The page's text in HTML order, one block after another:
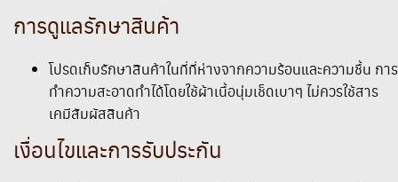
การดูแลรักษาสินค้า
โปรดเก็บรักษาสินค้าในที่ที่ห่างจากความร้อนและความชื้น การ
ทำความสะอาดทำได้โดยใช้ผ้าเนื้อนุ่มเช็ดเบาๆ ไม่ควรใช้สาร
เคมีสัมผัสสินค้า
เงื่อนไขและการรับประกัน